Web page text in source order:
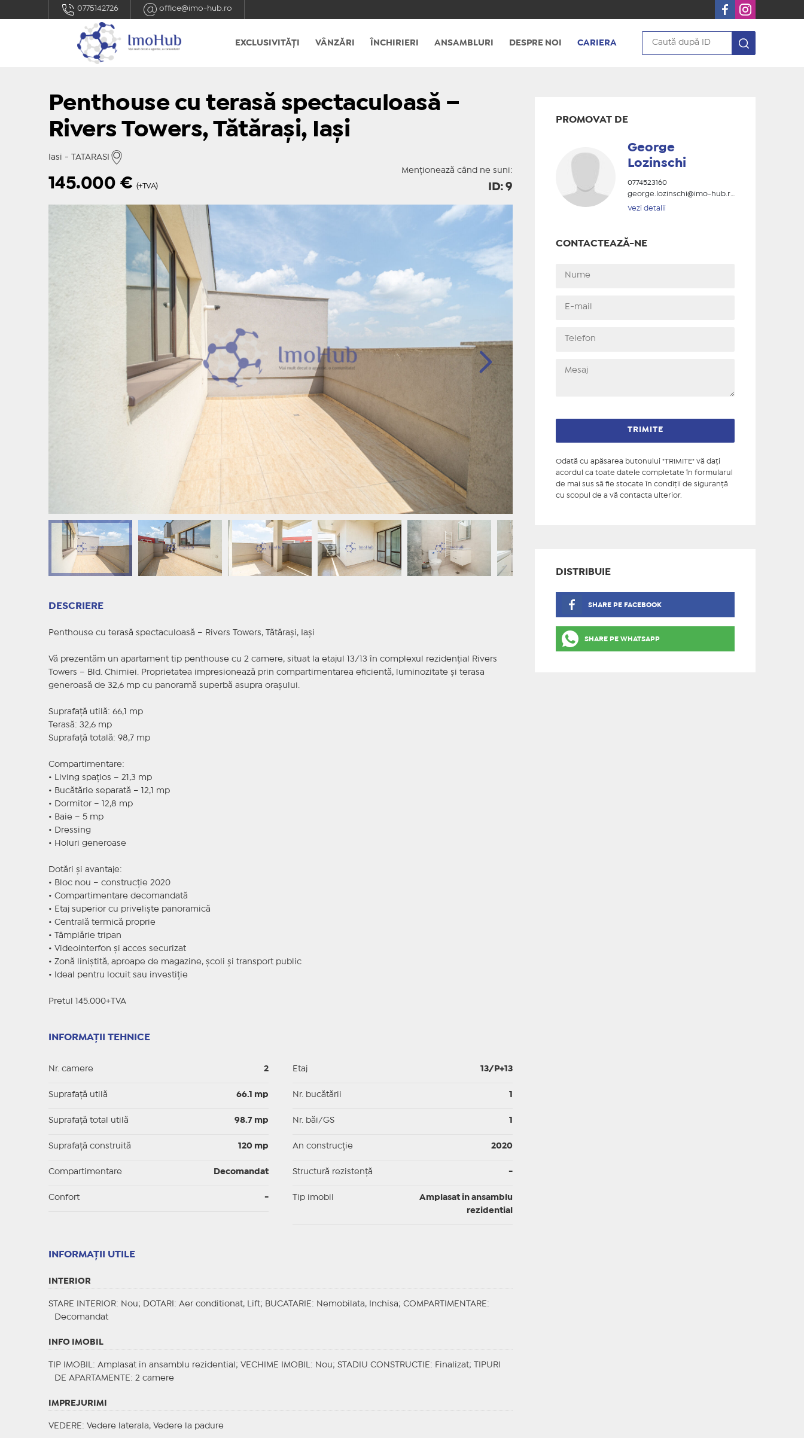
0775142726 office@imo-hub.ro
EXCLUSIVITĂȚI VÂNZĂRI ÎNCHIRIERI ANSAMBLURI DESPRE NOI CARIERA
Penthouse cu terasă spectaculoasă –
Rivers Towers, Tătărași, Iași
Iasi - TATARASI
Menționează când ne suni:
145.000 € (+TVA) ID: 9
DESCRIERE
Penthouse cu terasă spectaculoasă – Rivers Towers, Tătărași, Iași
Vă prezentăm un apartament tip penthouse cu 2 camere, situat la etajul 13/13 în complexul rezidențial Rivers
Towers – Bld. Chimiei. Proprietatea impresionează prin compartimentarea eficientă, luminozitate și terasa
generoasă de 32,6 mp cu panoramă superbă asupra orașului.
Suprafață utilă: 66,1 mp
Terasă: 32,6 mp
Suprafață totală: 98,7 mp
Compartimentare:
• Living spațios – 21,3 mp
• Bucătărie separată – 12,1 mp
• Dormitor – 12,8 mp
• Baie – 5 mp
• Dressing
• Holuri generoase
Dotări și avantaje:
• Bloc nou – construcție 2020
• Compartimentare decomandată
• Etaj superior cu priveliște panoramică
• Centrală termică proprie
• Tâmplărie tripan
• Videointerfon și acces securizat
• Zonă liniștită, aproape de magazine, școli și transport public
• Ideal pentru locuit sau investiție
Pretul 145.000+TVA
INFORMAȚII TEHNICE
Nr. camere 2
Suprafaţă utilă 66.1 mp
Suprafaţă total utilă 98.7 mp
Suprafaţă construită 120 mp
Compartimentare Decomandat
Confort -
Etaj 13/P+13
Nr. bucătării
Nr. băi/GS
An construcție 2020
Structură rezistență -
Tip imobil
Amplasat in ansamblu
rezidential
INFORMAŢII UTILE
INTERIOR
STARE INTERIOR: Nou; DOTARI : Aer conditionat, Lift; BUCATARIE : Nemobilata, Inchisa; COMPARTIMENTARE :
Decomandat
INFO IMOBIL
TIP IMOBIL : Amplasat in ansamblu rezidential; VECHIME IMOBIL : Nou; STADIU CONSTRUCTIE : Finalizat;
TIPURI
DE APARTAMENTE : 2 camere
IMPREJURIMI
VEDERE : Vedere laterala, Vedere la padure
PROMOVAT DE
George
Lozinschi
0774523160
george.lozinschi@imo-hub.ro
Vezi detalii
CONTACTEAZĂ-NE
Odată cu apăsarea butonului "TRIMITE" vă daţi
acordul ca toate datele completate în formularul
de mai sus să fie stocate în condiţii de siguranţă
cu scopul de a vă contacta ulterior.
DISTRIBUIE
SHARE PE FACEBOOK
SHARE PE WHATSAPP